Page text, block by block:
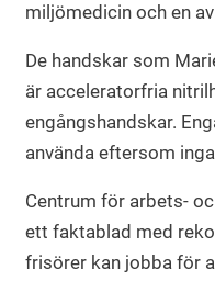
miljömedicin och en
De handskar som
är acceleratorfria
engångshandskar.
använda eftersom
Centrum för arbets-
ett faktablad med
frisörer kan jobba för